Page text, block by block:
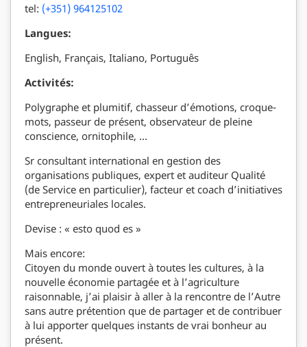
tel: (+351) 964125102
Langues:
English, Français, Italiano, Português
Activités:
Polygraphe et plumitif, chasseur d’émotions, croque-
mots, passeur de présent, observateur de pleine
conscience, ornitophile, …
Sr consultant international en gestion des
organisations publiques, expert et auditeur Qualité
(de Service en particulier), facteur et coach d’initiatives
entrepreneuriales locales.
Devise : « esto quod es »
Mais encore:
Citoyen du monde ouvert à toutes les cultures, à la
nouvelle économie partagée et à l’agriculture
raisonnable, j’ai plaisir à aller à la rencontre de l’Autre
sans autre prétention que de partager et de contribuer
à lui apporter quelques instants de vrai bonheur au
présent.